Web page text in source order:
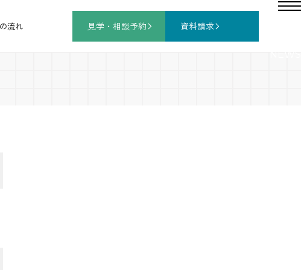
流れ 見学・相談予約 資料請求